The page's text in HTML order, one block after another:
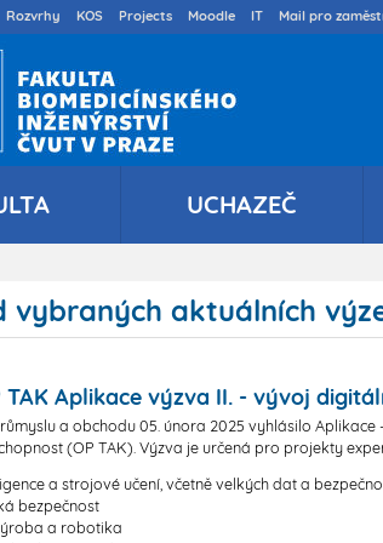
Rozvrhy KOS Projects Moodle IT Mail pro
UCHAZEČ
vybraných aktuálních
TAK Aplikace výzva II. - vývoj
a obchodu 05. února 2025 vyhlásilo Aplikace
(OP TAK). Výzva je určená pro projekty
a strojové učení, včetně velkých dat a
bezpečnost
a robotika